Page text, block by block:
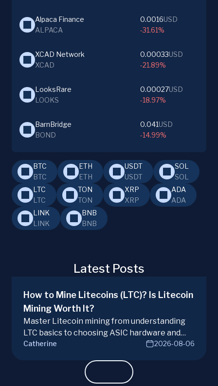
Alpaca Finance
ALPACA
0.0016USD
-31.61%
XCAD Network
XCAD
0.00033USD
-21.89%
LooksRare
LOOKS
0.00027USD
-18.97%
BarnBridge
BOND
0.041USD
-14.99%
BTC
BTC
ETH
ETH
USDT
USDT
SOL
SOL
LTC
LTC
TON
TON
XRP
XRP
ADA
ADA
LINK
LINK
BNB
BNB
Latest Posts
How to Mine Litecoins (LTC)? Is Litecoin
Mining Worth It?
Master Litecoin mining from understanding
LTC basics to choosing ASIC hardware and
joining mining pools. Optimize your Litecoin
Catherine 2026-08-06